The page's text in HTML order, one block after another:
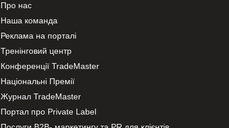
Про нас
Наша команда
Реклама на порталі
Тренінговий центр
Конференції TradeMaster
Національні Премії
Журнал TradeMaster
Портал про Private Label